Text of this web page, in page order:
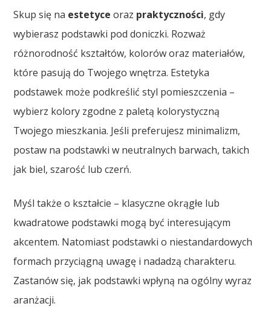
Skup się na estetyce oraz praktyczności, gdy
wybierasz podstawki pod doniczki. Rozważ
różnorodność kształtów, kolorów oraz materiałów,
które pasują do Twojego wnętrza. Estetyka
podstawek może podkreślić styl pomieszczenia –
wybierz kolory zgodne z paletą kolorystyczną
Twojego mieszkania. Jeśli preferujesz minimalizm,
postaw na podstawki w neutralnych barwach, takich
jak biel, szarość lub czerń.
Myśl także o kształcie – klasyczne okrągłe lub
kwadratowe podstawki mogą być interesującym
akcentem. Natomiast podstawki o niestandardowych
formach przyciągną uwagę i nadadzą charakteru.
Zastanów się, jak podstawki wpłyną na ogólny wyraz
aranżacji.